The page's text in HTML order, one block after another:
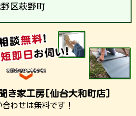
区萩野町
き家工房[仙台大和町店]
合わせは無料です！